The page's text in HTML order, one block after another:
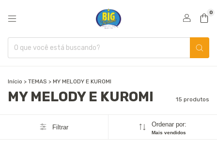
0
Início > TEMAS > MY MELODY E KUROMI
MY MELODY E KUROMI 15 produtos
Filtrar Ordenar por:
Mais vendidos